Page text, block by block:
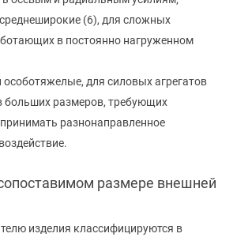
(6), для сложных
в постоянно нагруженном
для силовых агрегатов
больших размеров, требующих
разнонаправленное
размере внешней
изделия классифицируются в